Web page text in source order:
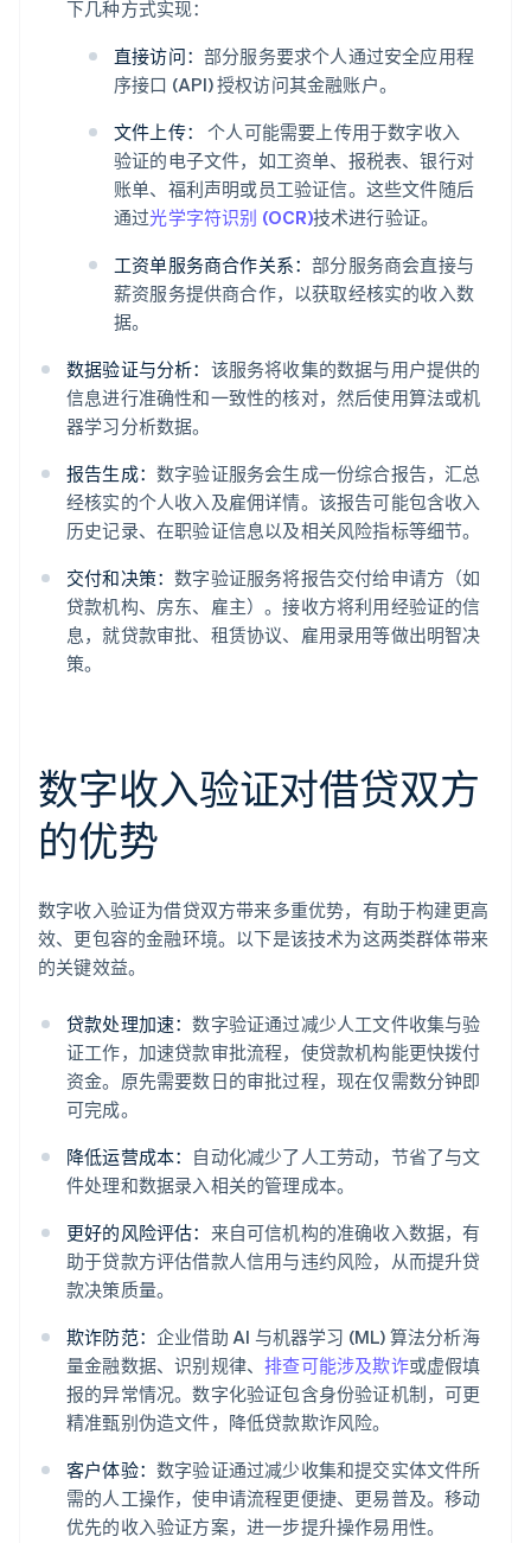
下几种方式实现：
直接访问： 部分服务要求个人通过安全应用程
序接口 (API) 授权访问其金融账户。
文件上传：
个人可能需要上传用于数字收入
验证的电子文件，如工资单、报税表、银行对
账单、福利声明或员工验证信。这些文件随后
通过光学字符识别 (OCR)技术进行验证。
工资单服务商合作关系：部分服务商会直接与
薪资服务提供商合作，以获取经核实的收入数
据。
数据验证与分析： 该服务将收集的数据与用户提供的
信息进行准确性和一致性的核对，然后使用算法或机
器学习分析数据。
报告生成： 数字验证服务会生成一份综合报告，汇总
经核实的个人收入及雇佣详情。该报告可能包含收入
历史记录、在职验证信息以及相关风险指标等细节。
交付和决策：数字验证服务将报告交付给申请方（如
贷款机构、房东、雇主）。接收方将利用经验证的信
息，就贷款审批、租赁协议、雇用录用等做出明智决
策。
数字收入验证对借贷双方
的优势
数字收入验证为借贷双方带来多重优势，有助于构建更高
效、更包容的金融环境。以下是该技术为这两类群体带来
的关键效益。
贷款处理加速：数字验证通过减少人工文件收集与验
证工作，加速贷款审批流程，使贷款机构能更快拨付
资金。原先需要数日的审批过程，现在仅需数分钟即
可完成。
降低运营成本： 自动化减少了人工劳动，节省了与文
件处理和数据录入相关的管理成本。
更好的风险评估： 来自可信机构的准确收入数据，有
助于贷款方评估借款人信用与违约风险，从而提升贷
款决策质量。
欺诈防范： 企业借助 AI 与机器学习 (ML) 算法分析海
量金融数据、识别规律、排查可能涉及欺诈或虚假填
报的异常情况。数字化验证包含身份验证机制，可更
精准甄别伪造文件，降低贷款欺诈风险。
客户体验： 数字验证通过减少收集和提交实体文件所
需的人工操作，使申请流程更便捷、更易普及。移动
优先的收入验证方案，进一步提升操作易用性。